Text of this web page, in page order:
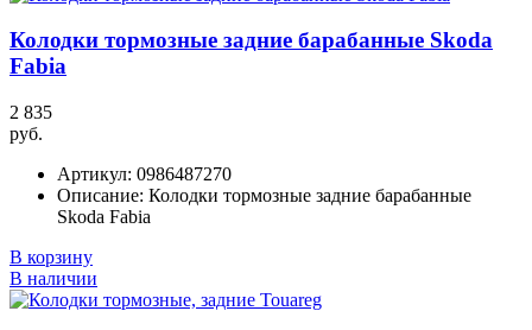
Колодки тормозные задние барабанные Skoda
Fabia
2 835
руб.
Артикул: 0986487270
Описание: Колодки тормозные задние барабанные
Skoda Fabia
В корзину
В наличии